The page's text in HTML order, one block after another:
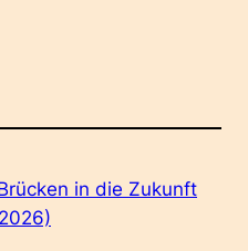
in die Zukunft